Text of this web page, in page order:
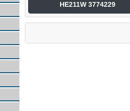
HE211W 3774229